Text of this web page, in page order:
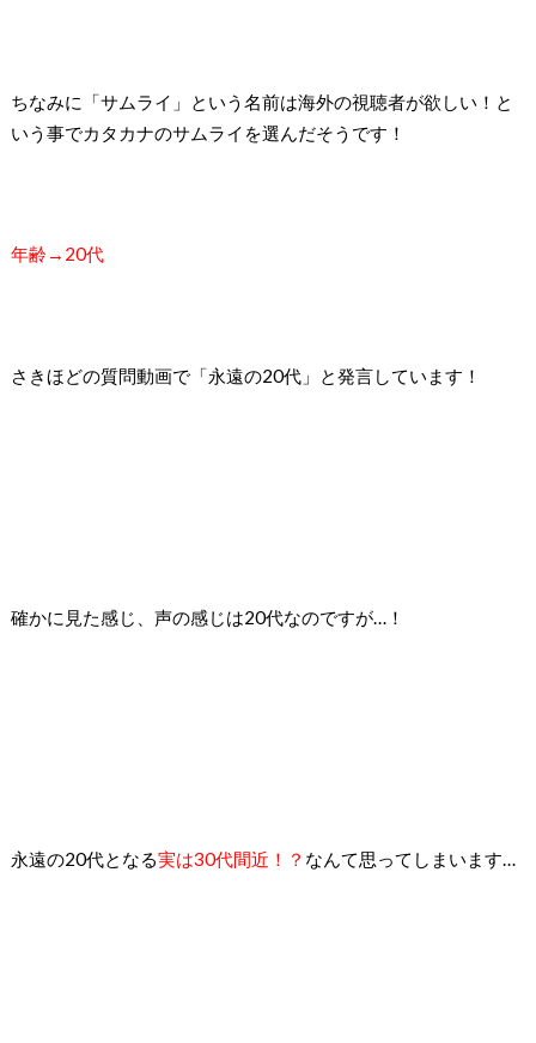
ちなみに「サムライ」という名前は海外の視聴者が欲しい！と
いう事でカタカナのサムライを選んだそうです！
年齢→20代
さきほどの質問動画で「永遠の20代」と発言しています！
確かに見た感じ、声の感じは20代なのですが…！
永遠の20代となる実は30代間近！？ なんて思ってしまいます…